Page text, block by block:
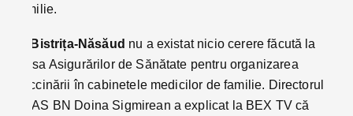
familie.
În Bistrița-Năsăud nu a existat nicio cerere făcută la
Casa Asigurărilor de Sănătate pentru organizarea
vaccinării în cabinetele medicilor de familie. Directorul
CJAS BN Doina Sigmirean a explicat la BEX TV că